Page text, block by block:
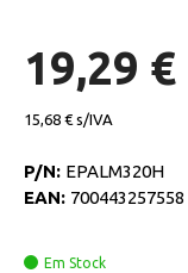
19,29 €
15,68 €
P/N: EPALM320H
EAN: 700443257558
Em Stock